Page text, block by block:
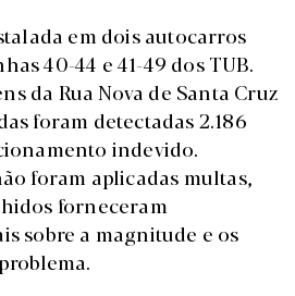
em dois autocarros
40-44 e 41-49 dos TUB.
da Rua Nova de Santa Cruz
foram detectadas 2.186
indevido.
foram aplicadas multas,
forneceram
sobre a magnitude e os